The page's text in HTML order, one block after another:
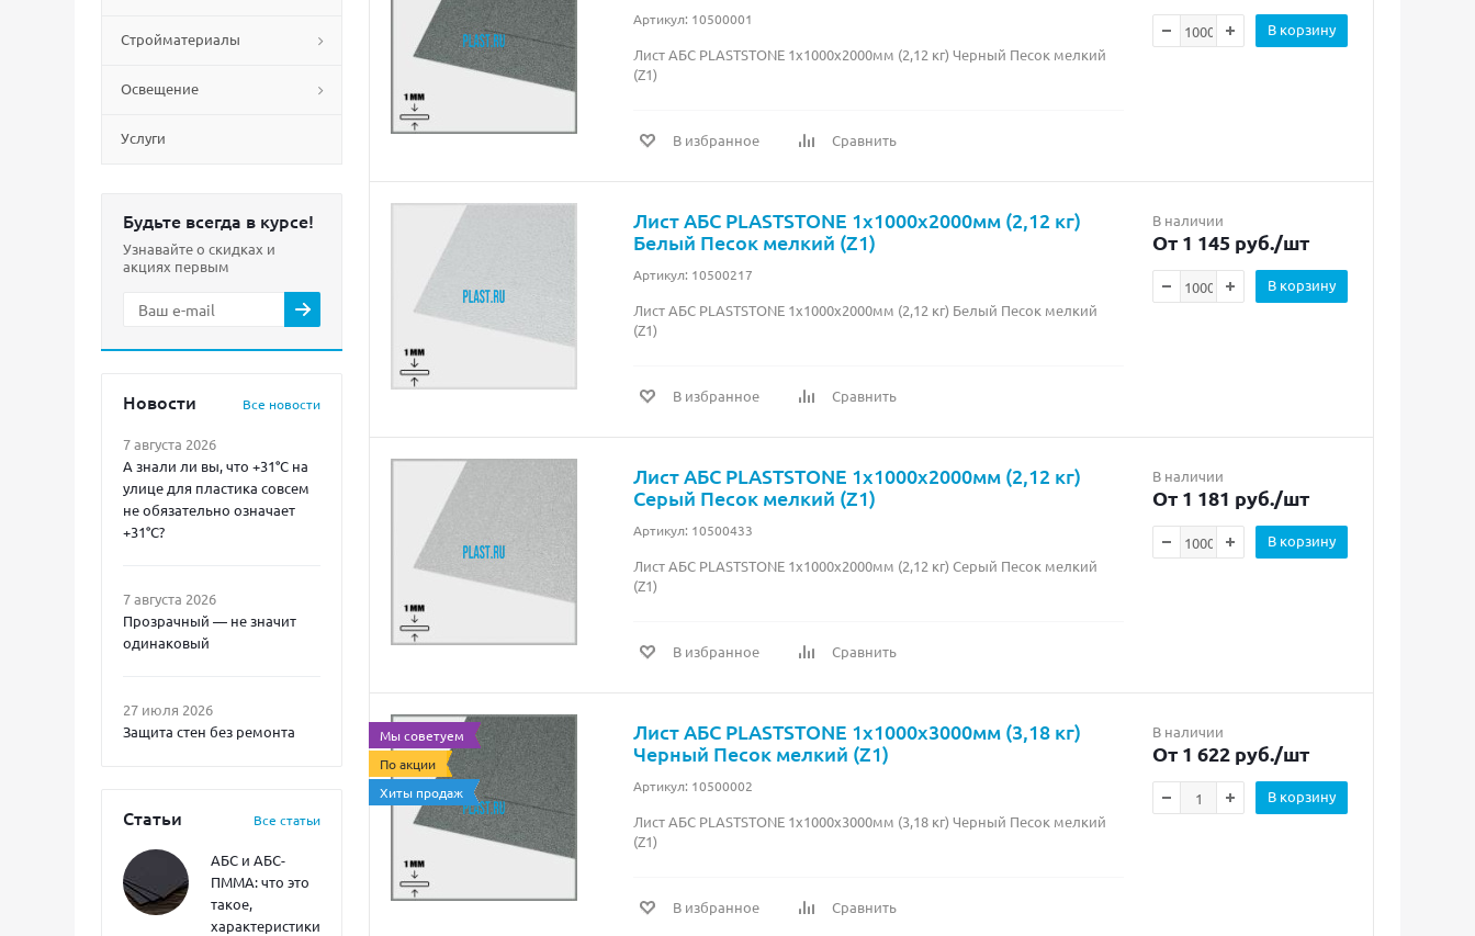
Стройматериалы
Освещение
Услуги
Будьте всегда в курсе!
Узнавайте о скидках и
акциях первым
Новости Все новости
7 августа 2026
А знали ли вы, что +31°C на
улице для пластика совсем
не обязательно означает
+31°C?
7 августа 2026
Прозрачный — не значит
одинаковый
27 июля 2026
Защита стен без ремонта
Статьи Все статьи
АБС и АБС-
ПММА: что это
такое,
характеристики,
Артикул: 10500001
Лист АБС PLASTSTONE 1х1000х2000мм (2,12 кг) Черный Песок мелкий
(Z1)
В избранное Сравнить
В корзину
Лист АБС PLASTSTONE 1х1000х2000мм (2,12 кг)
Белый Песок мелкий (Z1)
Артикул: 10500217
Лист АБС PLASTSTONE 1х1000х2000мм (2,12 кг) Белый Песок мелкий
(Z1)
В избранное Сравнить
В наличии
От 1 145 руб./шт
В корзину
Лист АБС PLASTSTONE 1х1000х2000мм (2,12 кг)
Серый Песок мелкий (Z1)
Артикул: 10500433
Лист АБС PLASTSTONE 1х1000х2000мм (2,12 кг) Серый Песок мелкий
(Z1)
В избранное Сравнить
В наличии
От 1 181 руб./шт
В корзину
Мы советуем
По акции
Хиты продаж
Лист АБС PLASTSTONE 1х1000х3000мм (3,18 кг)
Черный Песок мелкий (Z1)
Артикул: 10500002
Лист АБС PLASTSTONE 1х1000х3000мм (3,18 кг) Черный Песок мелкий
(Z1)
В избранное Сравнить
В наличии
От 1 622 руб./шт
В корзину